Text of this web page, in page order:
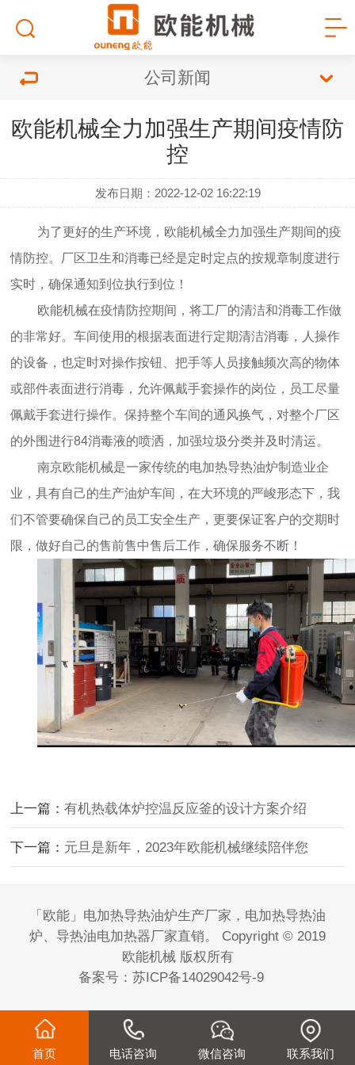
公司新闻
欧能机械全力加强生产期间疫情防
控
发布日期：2022-12-02 16:22:19
为了更好的生产环境，欧能机械全力加强生产期间的疫
情防控。厂区卫生和消毒已经是定时定点的按规章制度进行
实时，确保通知到位执行到位！
欧能机械在疫情防控期间，将工厂的清洁和消毒工作做
的非常好。车间使用的根据表面进行定期清洁消毒，人操作
的设备，也定时对操作按钮、把手等人员接触频次高的物体
或部件表面进行消毒，允许佩戴手套操作的岗位，员工尽量
佩戴手套进行操作。保持整个车间的通风换气，对整个厂区
的外围进行84消毒液的喷洒，加强垃圾分类并及时清运。
南京欧能机械是一家传统的电加热导热油炉制造业企
业，具有自己的生产油炉车间，在大环境的严峻形态下，我
们不管要确保自己的员工安全生产，更要保证客户的交期时
限，做好自己的售前售中售后工作，确保服务不断！
上一篇：有机热载体炉控温反应釜的设计方案介绍
下一篇： 元旦是新年，2023年欧能机械继续陪伴您
「欧能」电加热导热油炉生产厂家，电加热导热油
炉、导热油电加热器厂家直销。 Copyright © 2019
欧能机械 版权所有
备案号： 苏ICP备14029042号-9
首页 电话咨询 微信咨询 联系我们